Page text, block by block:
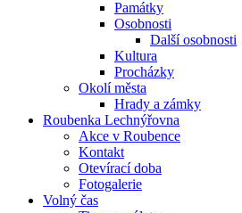
Památky
Osobnosti
Další osobnosti
Kultura
Procházky
Okolí města
Hrady a zámky
Roubenka Lechnýřovna
Akce v Roubence
Kontakt
Otevírací doba
Fotogalerie
Volný čas